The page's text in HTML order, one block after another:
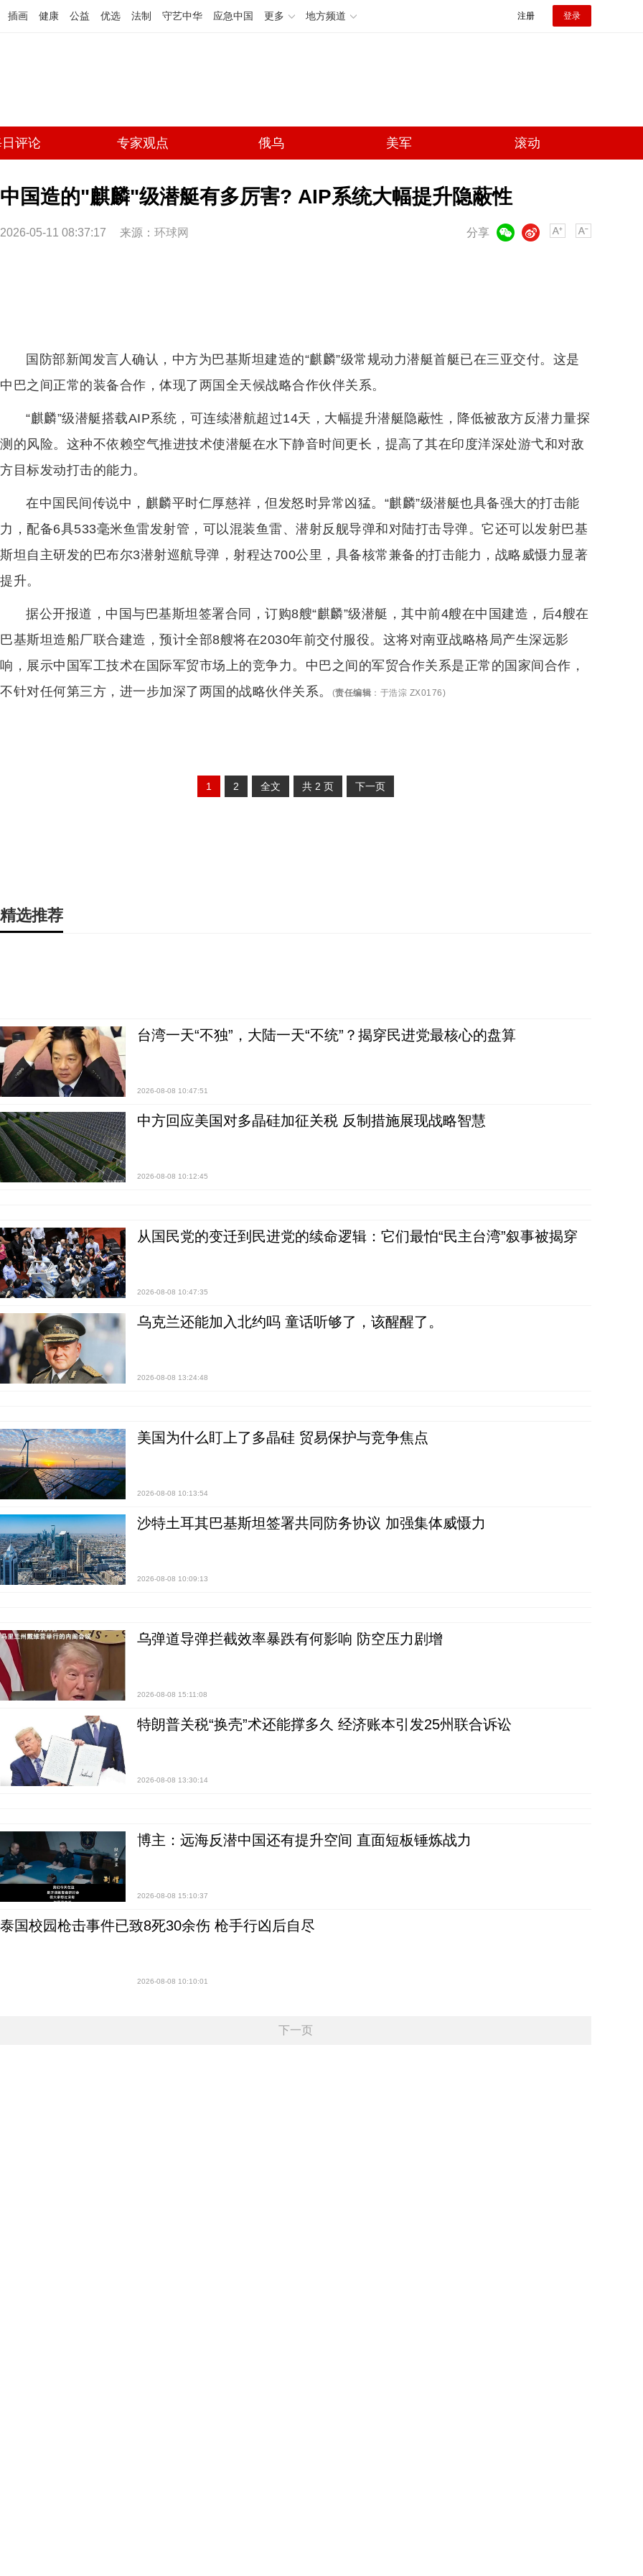
插画 健康 公益 优选 法制 守艺中华 应急中国 更多 地方频道 注册 登录
评论 专家观点 俄乌 美军 滚动
中国造的"麒麟"级潜艇有多厉害? AIP系统大幅提升隐蔽性
2026-05-11 08:37:17 来源： 环球网 分享
微博
国防部新闻发言人确认，中方为巴基斯坦建造的“麒麟”级常规动力潜艇首艇已在三亚交付。这是
中巴之间正常的装备合作，体现了两国全天候战略合作伙伴关系。
“麒麟”级潜艇搭载AIP系统，可连续潜航超过14天，大幅提升潜艇隐蔽性，降低被敌方反潜力量探
测的风险。这种不依赖空气推进技术使潜艇在水下静音时间更长，提高了其在印度洋深处游弋和对敌
方目标发动打击的能力。
在中国民间传说中，麒麟平时仁厚慈祥，但发怒时异常凶猛。“麒麟”级潜艇也具备强大的打击能
力，配备6具533毫米鱼雷发射管，可以混装鱼雷、潜射反舰导弹和对陆打击导弹。它还可以发射巴基
斯坦自主研发的巴布尔3潜射巡航导弹，射程达700公里，具备核常兼备的打击能力，战略威慑力显著
提升。
据公开报道，中国与巴基斯坦签署合同，订购8艘“麒麟”级潜艇，其中前4艘在中国建造，后4艘在
巴基斯坦造船厂联合建造，预计全部8艘将在2030年前交付服役。这将对南亚战略格局产生深远影
响，展示中国军工技术在国际军贸市场上的竞争力。中巴之间的军贸合作关系是正常的国家间合作，
不针对任何第三方，进一步加深了两国的战略伙伴关系。
(责任编辑 ： 于浩淙 ZX0176)
1 2 全文 共 2 页 下一页
精选推荐
台湾一天“不独”，大陆一天“不统”？揭穿民进党最核心的盘算
2026-08-08 10:47:51
中方回应美国对多晶硅加征关税 反制措施展现战略智慧
2026-08-08 10:12:45
从国民党的变迁到民进党的续命逻辑：它们最怕“民主台湾”叙事被揭穿
2026-08-08 10:47:35
乌克兰还能加入北约吗 童话听够了，该醒醒了。
2026-08-08 13:24:48
美国为什么盯上了多晶硅 贸易保护与竞争焦点
2026-08-08 10:13:54
沙特土耳其巴基斯坦签署共同防务协议 加强集体威慑力
2026-08-08 10:09:13
乌弹道导弹拦截效率暴跌有何影响 防空压力剧增
2026-08-08 15:11:08
特朗普关税“换壳”术还能撑多久 经济账本引发25州联合诉讼
2026-08-08 13:30:14
博主：远海反潜中国还有提升空间 直面短板锤炼战力
2026-08-08 15:10:37
泰国校园枪击事件已致8死30余伤 枪手行凶后自尽
2026-08-08 10:10:01
下一页